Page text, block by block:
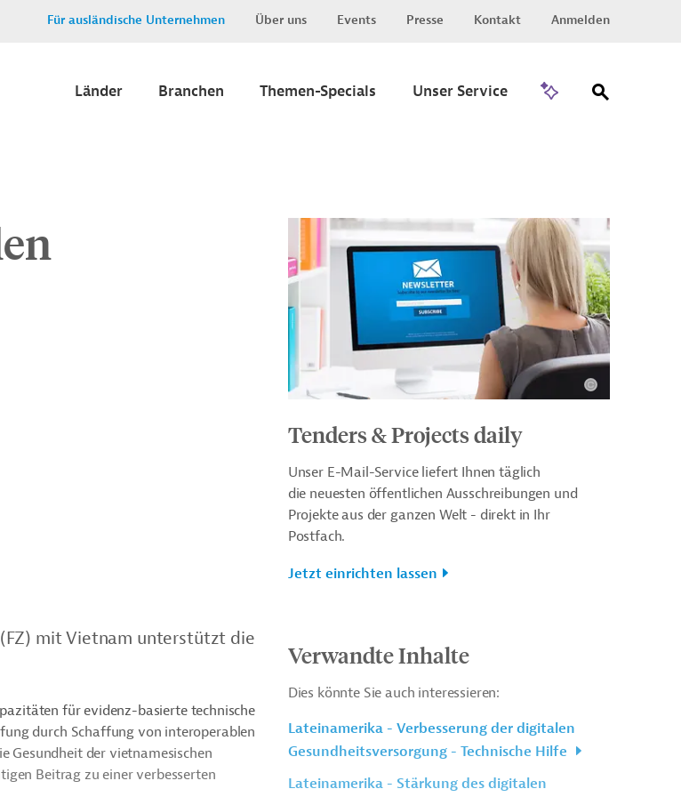
Für ausländische Unternehmen Über uns Events Presse Kontakt Anmelden
Länder Branchen Themen-Specials Unser Service
mit Vietnam unterstützt die
für evidenz-basierte technische
durch Schaffung von interoperablen
Gesundheit der vietnamesischen
Beitrag zu einer verbesserten
Tenders & Projects daily
Unser E-Mail-Service liefert Ihnen täglich
die neuesten öffentlichen Ausschreibungen und
Projekte aus der ganzen Welt - direkt in Ihr
Postfach.
Jetzt einrichten lassen
Verwandte Inhalte
Dies könnte Sie auch interessieren:
Lateinamerika - Verbesserung der digitalen
Gesundheitsversorgung - Technische Hilfe
Lateinamerika - Stärkung des digitalen